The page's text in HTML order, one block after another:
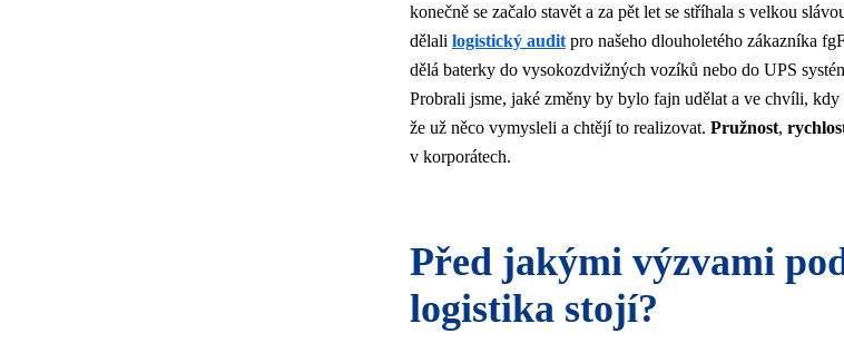
konečně se začalo stavět a za pět let se stříhala s velkou
dělali logistický audit pro našeho dlouholetého zákazníka
dělá baterky do vysokozdvižných vozíků nebo do UPS
Probrali jsme, jaké změny by bylo fajn udělat a ve chvíli,
že už něco vymysleli a chtějí to realizovat. Pružnost,
v korporátech.
Před jakými výzvami
logistika stojí?